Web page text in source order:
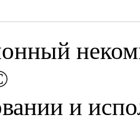
и